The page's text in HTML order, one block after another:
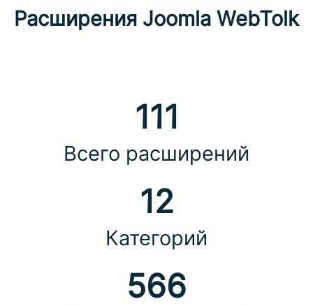
Расширения Joomla WebTolk
111
Всего расширений
12
Категорий
566